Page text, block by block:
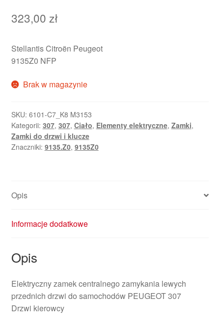
323,00 zł
Stellantis Citroën Peugeot
9135Z0 NFP
Brak w magazynie
SKU: 6101-C7_K8 M3153
Kategorii: 307, 307, Ciało, Elementy elektryczne, Zamki,
Zamki do drzwi i klucze
Znaczniki: 9135.Z0, 9135Z0
Opis
Informacje dodatkowe
Opis
Elektryczny zamek centralnego zamykania lewych
przednich drzwi do samochodów PEUGEOT 307
Drzwi kierowcy